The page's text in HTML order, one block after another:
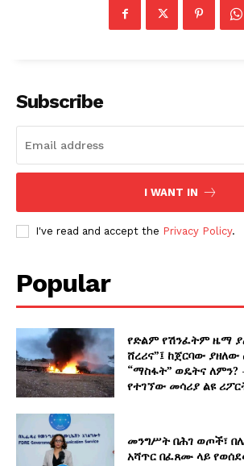
Subscribe
I WANT IN
I've read and accept the Privacy Policy.
Popular
የድልም የሽንፈትም ዜማ
ሸረሪና”፤ ከጀርባው ያዘለው
“ማስፋት” ወዴትና ለምን?
የተገኘው መሳሪያ ልዩ
መንግሥት በሕገ ወጦች፣
አሻጥር በፈጸሙ ላይ